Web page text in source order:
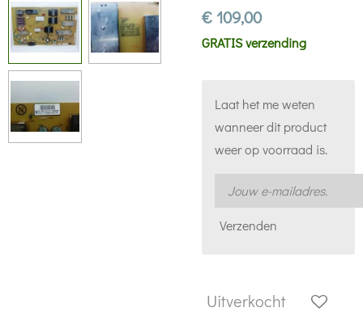
€ 109,00
GRATIS verzending
Laat het me weten
wanneer dit product
weer op voorraad is.
Verzenden
Uitverkocht